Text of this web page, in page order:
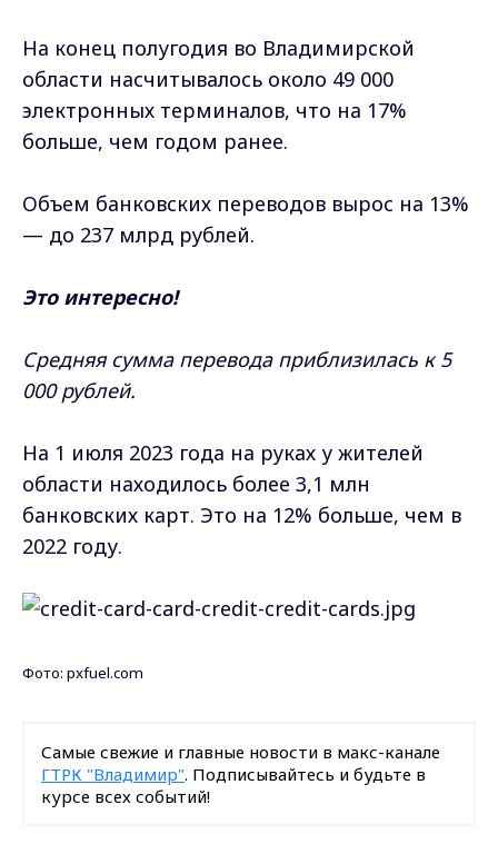
На конец полугодия во Владимирской
области насчитывалось около 49 000
электронных терминалов, что на 17%
больше, чем годом ранее.
Объем банковских переводов вырос на 13%
— до 237 млрд рублей.
Это интересно!
Средняя сумма перевода приблизилась к 5
000 рублей.
На 1 июля 2023 года на руках у жителей
области находилось более 3,1 млн
банковских карт. Это на 12% больше, чем в
2022 году.
Фото: pxfuel.com
Самые свежие и главные новости в макс-канале
ГТРК "Владимир". Подписывайтесь и будьте в
курсе всех событий!